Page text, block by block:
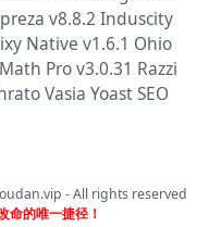
v8.8.2 Induscity
Native v1.6.1 Ohio
Pro v3.0.31 Razzi
Vasia Yoast SEO
- All rights reserved
命的唯一捷径！